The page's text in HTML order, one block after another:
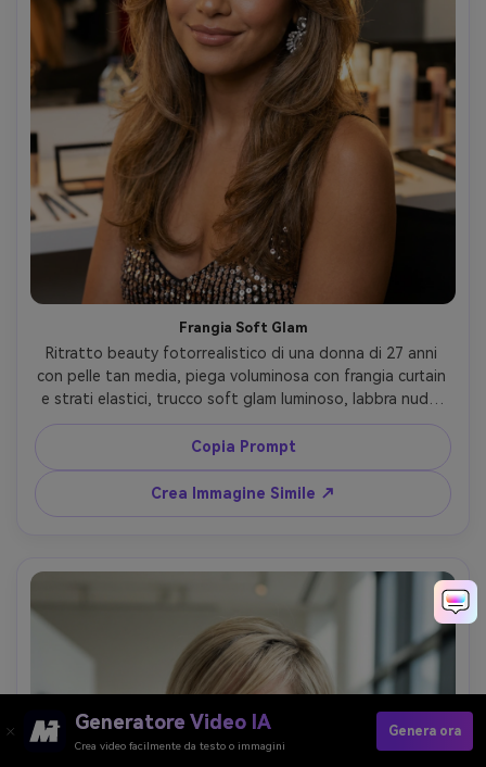
Frangia Soft Glam
Ritratto beauty fotorrealistico di una donna di 27 anni
con pelle tan media, piega voluminosa con frangia curtain
e strati elastici, trucco soft glam luminoso, labbra nude,
indossa maglia brillante e orecchini importanti, sfondo
camerino backstage, luci vanity e riempimento soffuso,
Sony A7S III, 85mm f/1.4, primo piano, occhi nitidi, volume
capelli realistico e ciocche individuali, color grading
editoriale lucido --ar 4:5
Copia Prompt
Crea Immagine Simile ↗
Generatore Video IA
Crea video facilmente da testo o immagini
Genera ora